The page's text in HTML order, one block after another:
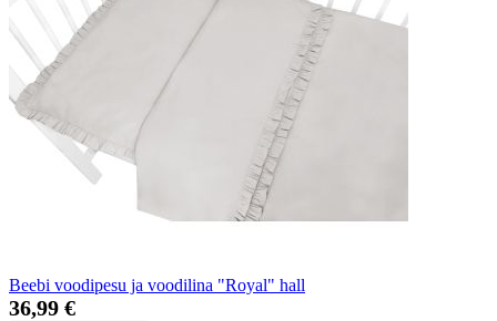
Beebi voodipesu ja voodilina "Royal" hall
36,99 €